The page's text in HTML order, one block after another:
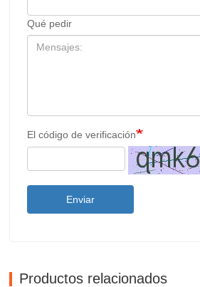
Qué pedir
El código de verificación
Enviar
Productos relacionados